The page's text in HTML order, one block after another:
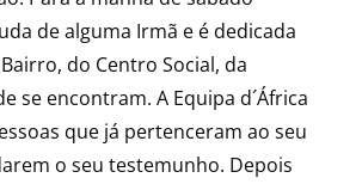
de alguma Irmã e é dedicada
do Centro Social, da
se encontram. A Equipa d´África
que já pertenceram ao seu
o seu testemunho. Depois